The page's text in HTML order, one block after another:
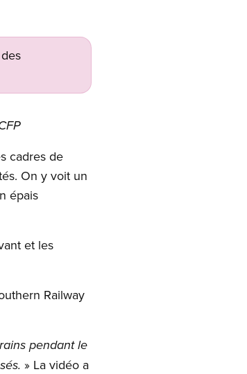
cadres de
On y voit un
épais
et les
Railway
pendant le
» La vidéo a